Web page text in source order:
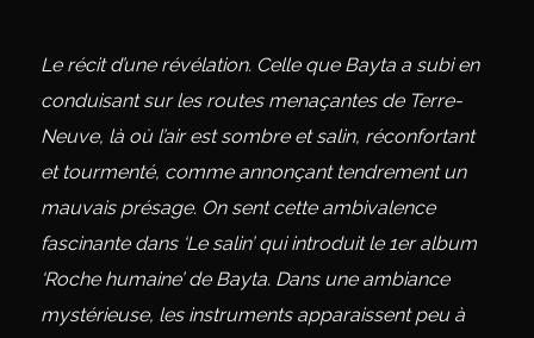
Le récit d’une révélation. Celle que Bayta a subi en
conduisant sur les routes menaçantes de Terre-
Neuve, là où l’air est sombre et salin, réconfortant
et tourmenté, comme annonçant tendrement un
mauvais présage. On sent cette ambivalence
fascinante dans ‘Le salin’ qui introduit le 1er album
‘Roche humaine’ de Bayta. Dans une ambiance
mystérieuse, les instruments apparaissent peu à